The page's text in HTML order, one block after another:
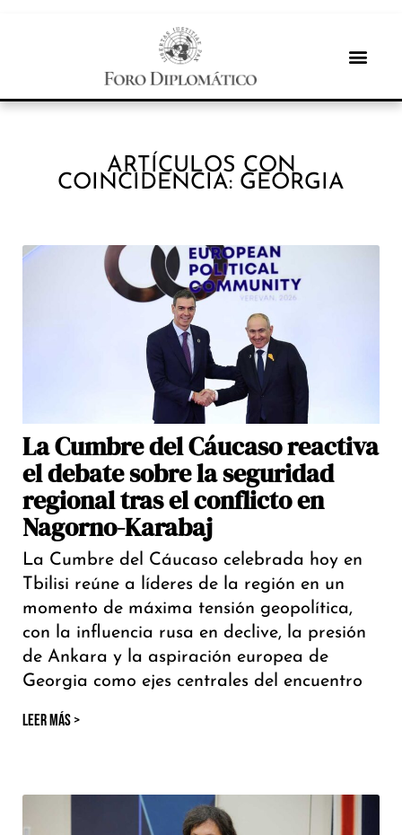
ARTÍCULOS CON
COINCIDENCIA: GEORGIA
La Cumbre del Cáucaso reactiva
el debate sobre la seguridad
regional tras el conflicto en
Nagorno-Karabaj
La Cumbre del Cáucaso celebrada hoy en
Tbilisi reúne a líderes de la región en un
momento de máxima tensión geopolítica,
con la influencia rusa en declive, la presión
de Ankara y la aspiración europea de
Georgia como ejes centrales del encuentro
LEER MÁS >